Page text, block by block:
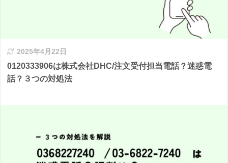
2025年4月22日
0120333906は株式会社DHC/注文受付担当電話？迷惑電
話？３つの対処法